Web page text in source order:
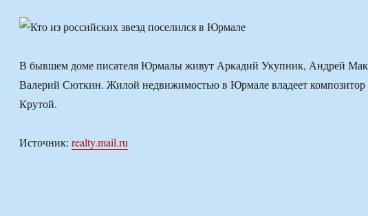
В бывшем доме писателя Юрмалы живут Аркадий Укупник, Андрей
Валерий Сюткин. Жилой недвижимостью в Юрмале владеет композитор
Крутой.
Источник: realty.mail.ru